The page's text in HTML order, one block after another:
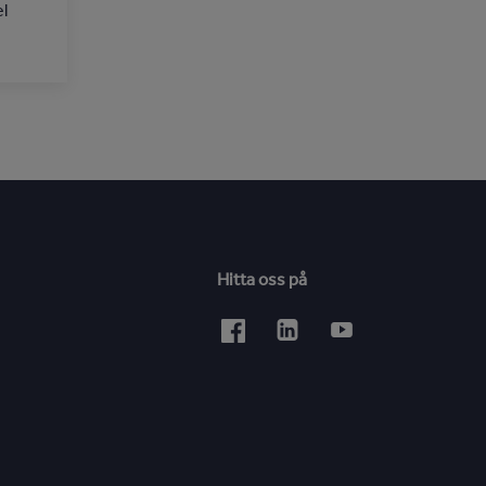
Hitta oss på